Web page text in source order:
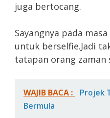
juga bertocang.
Sayangnya pada
untuk berselfie.Jadi
tatapan orang zaman
WAJIB BACA :
Projek
Bermula